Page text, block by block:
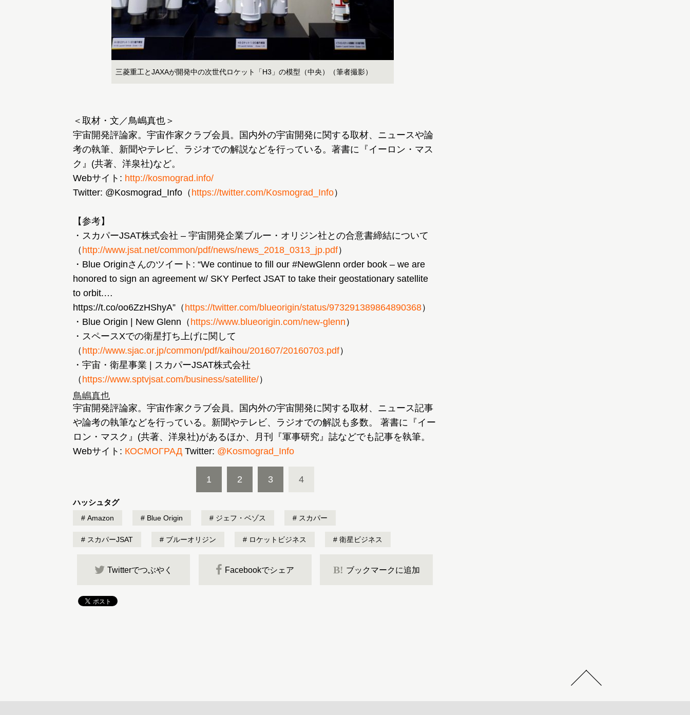
三菱重工とJAXAが開発中の次世代ロケット「H3」の模型（中央）（筆者撮影）
＜取材・文／鳥嶋真也＞
宇宙開発評論家。宇宙作家クラブ会員。国内外の宇宙開発に関する取材、ニュースや論
考の執筆、新聞やテレビ、ラジオでの解説などを行っている。著書に『イーロン・マス
ク』(共著、洋泉社)など。
Webサイト: http://kosmograd.info/
Twitter: @Kosmograd_Info（ https://twitter.com/Kosmograd_Info）
【参考】
・スカパーJSAT株式会社 – 宇宙開発企業ブルー・オリジン社との合意書締結について
（ http://www.jsat.net/common/pdf/news/news_2018_0313_jp.pdf）
・Blue Originさんのツイート: “We continue to fill our #NewGlenn order book – we are
honored to sign an agreement w/ SKY Perfect JSAT to take their geostationary satellite
to orbit.…
https://t.co/oo6ZzHShyA”（ https://twitter.com/blueorigin/status/973291389864890368）
・Blue Origin | New Glenn（ https://www.blueorigin.com/new-glenn ）
・スペースXでの衛星打ち上げに関して
（ http://www.sjac.or.jp/common/pdf/kaihou/201607/20160703.pdf）
・宇宙・衛星事業 | スカパーJSAT株式会社
（ https://www.sptvjsat.com/business/satellite/）
鳥嶋真也
宇宙開発評論家。宇宙作家クラブ会員。国内外の宇宙開発に関する取材、ニュース記事
や論考の執筆などを行っている。新聞やテレビ、ラジオでの解説も多数。 著書に『イー
ロン・マスク』(共著、洋泉社)があるほか、月刊『軍事研究』誌などでも記事を執筆。
Webサイト: КОСМОГРАД Twitter: @Kosmograd_Info
1 2 3 4
ハッシュタグ
Amazon Blue Origin ジェフ・ベゾス スカパー
スカパーJSAT ブルーオリジン ロケットビジネス 衛星ビジネス
Twitterでつぶやく Facebookでシェア B! ブックマークに追加